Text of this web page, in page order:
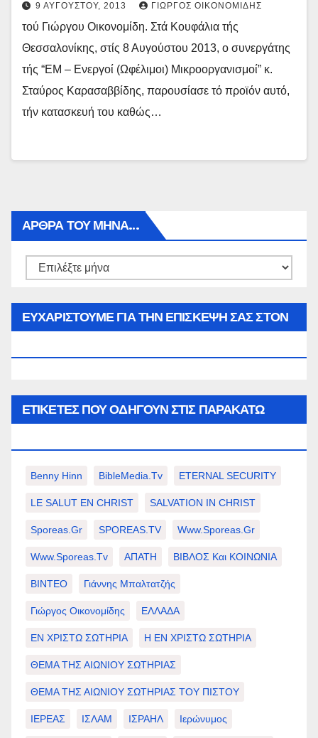
9 ΑΥΓΟΎΣΤΟΥ, 2013 ΓΙΏΡΓΟΣ ΟΙΚΟΝΟΜΊΔΗΣ
τού Γιώργου Οικονομίδη. Στά Κουφάλια τής
Θεσσαλονίκης, στίς 8 Αυγούστου 2013, ο συνεργάτης
τής “ΕΜ – Ενεργοί (Ωφέλιμοι) Μικροοργανισμοί” κ.
Σταύρος Καρασαββίδης, παρουσίασε τό προϊόν αυτό,
τήν κατασκευή του καθώς…
ΑΡΘΡΑ ΤΟΥ ΜΉΝΑ…
Αρθρα
ΕΥΧΑΡΙΣΤΟΥΜΕ ΓΙΑ ΤΗΝ ΕΠΙΣΚΕΨΗ ΣΑΣ ΣΤΟΝ
ΕΤΙΚΈΤΕΣ ΠΟΥ ΟΔΗΓΟΎΝ ΣΤΙΣ ΠΑΡΑΚΆΤΩ
Benny Hinn BibleMedia.tv ETERNAL SECURITY
LE SALUT EN CHRIST SALVATION IN CHRIST
Sporeas.gr SPOREAS.TV Www.sporeas.gr
Www.sporeas.tv ΑΠΑΤΗ ΒΙΒΛΟΣ Και ΚΟΙΝΩΝΙΑ
ΒΙΝΤΕΟ Γιάννης Μπαλτατζής
Γιώργος Οικονομίδης ΕΛΛΑΔΑ
ΕΝ ΧΡΙΣΤΩ ΣΩΤΗΡΙΑ Η ΕΝ ΧΡΙΣΤΩ ΣΩΤΗΡΙΑ
ΘΕΜΑ ΤΗΣ ΑΙΩΝΙΟΥ ΣΩΤΗΡΙΑΣ
ΘΕΜΑ ΤΗΣ ΑΙΩΝΙΟΥ ΣΩΤΗΡΙΑΣ ΤΟΥ ΠΙΣΤΟΥ
ΙΕΡΕΑΣ ΙΣΛΑΜ ΙΣΡΑΗΛ Ιερώνυμος